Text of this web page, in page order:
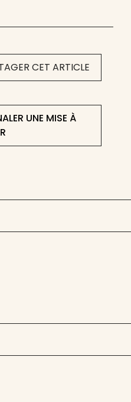
CET ARTICLE
UNE MISE À